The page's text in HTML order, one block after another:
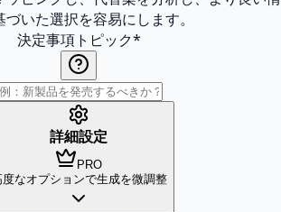
づいた選択を容易にします。
決定事項トピック*
詳細設定
PRO
度なオプションで生成を微調整